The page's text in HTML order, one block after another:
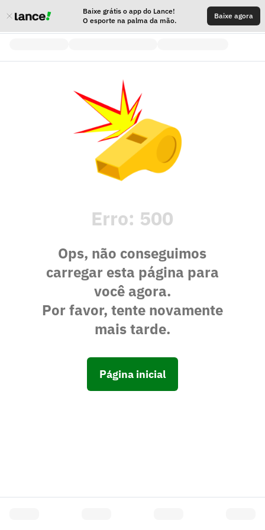
Baixe grátis o app do Lance!
O esporte na palma da mão.
Baixe agora
Erro: 500
Ops, não conseguimos
carregar esta página para
você agora.
Por favor, tente novamente
mais tarde.
Página inicial